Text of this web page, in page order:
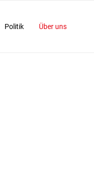
Politik Über uns